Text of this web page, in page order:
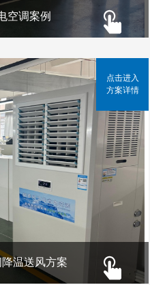
空调案例
温送风方案
点击进入
方案详情